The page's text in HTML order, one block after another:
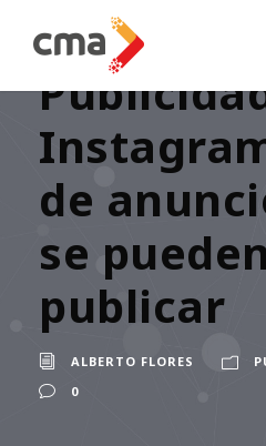
de
se
publicar
ALBERTO FLORES
0